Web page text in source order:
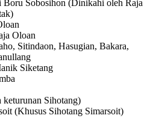
Boru Sobosihon (Dinikahi oleh Raja
Oloan
Sitindaon, Hasugian, Bakara,
Siketang
Sihotang)
(Khusus Sihotang Simarsoit)